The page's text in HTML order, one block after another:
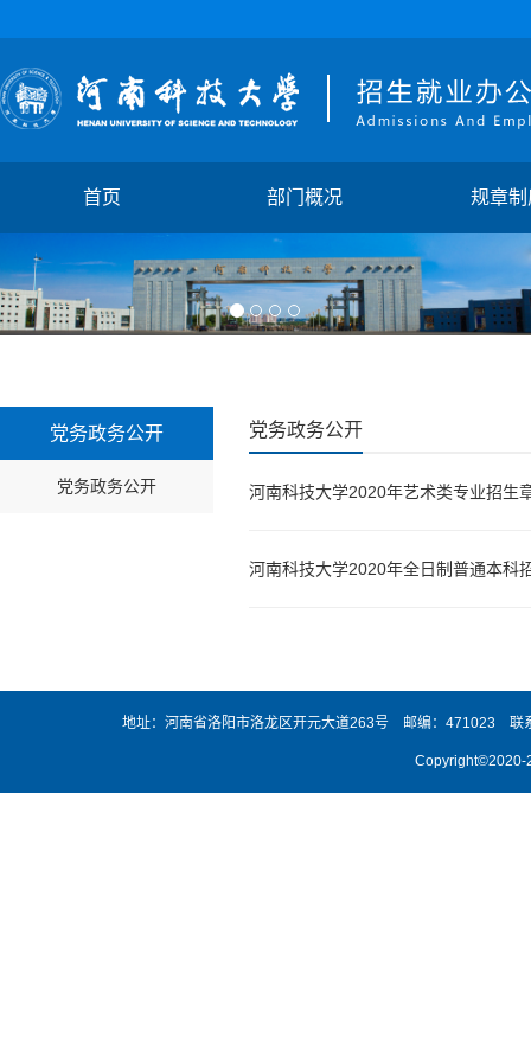
首页 部门概况 规章制
党务政务公开
党务政务公开
党务政务公开
河南科技大学2020年艺术类专业招生
河南科技大学2020年全日制普通本科
地址：河南省洛阳市洛龙区开元大道263号 邮编：471023 联
Copyright©2020-